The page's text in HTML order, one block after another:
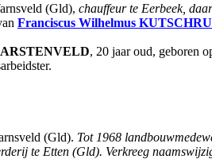
(Gld), chauffeur te Eerbeek,
Franciscus Wilhelmus
, 20 jaar oud, geboren
(Gld). Tot 1968
te Etten (Gld). Verkreeg